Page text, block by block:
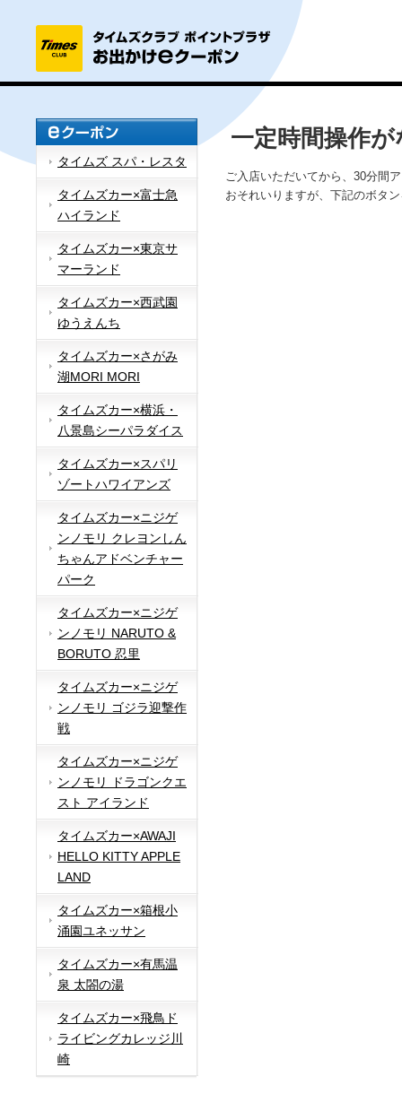
タイムズ スパ・レスタ
タイムズカー×富士急
ハイランド
タイムズカー×東京サ
マーランド
タイムズカー×西武園
ゆうえんち
タイムズカー×さがみ
湖MORI MORI
タイムズカー×横浜・
八景島シーパラダイス
タイムズカー×スパリ
ゾートハワイアンズ
タイムズカー×ニジゲ
ンノモリ クレヨンしん
ちゃんアドベンチャー
パーク
タイムズカー×ニジゲ
ンノモリ NARUTO &
BORUTO 忍里
タイムズカー×ニジゲ
ンノモリ ゴジラ迎撃作
戦
タイムズカー×ニジゲ
ンノモリ ドラゴンクエ
スト アイランド
タイムズカー×AWAJI
HELLO KITTY APPLE
LAND
タイムズカー×箱根小
涌園ユネッサン
タイムズカー×有馬温
泉 太閤の湯
タイムズカー×飛鳥ド
ライビングカレッジ川
崎
一定時間操作
ご入店いただいてから、30分間
おそれいりますが、下記のボタ